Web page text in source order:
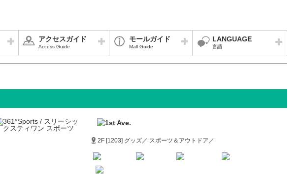
アクセスガイド
Access Guide
モールガイド
Mall Guide
LANGUAGE
言語
2F [1203] グッズ／ スポーツ＆アウトドア／